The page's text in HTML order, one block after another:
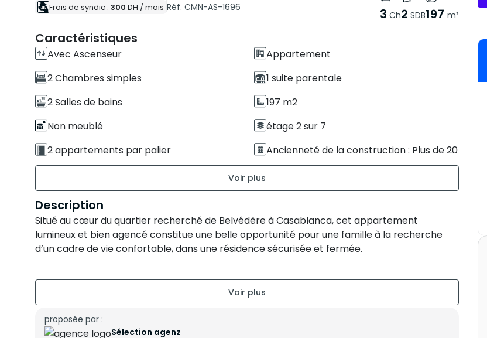
Frais de syndic : 300 DH / mois Réf. CMN-AS-1696 3 Ch2 SDB197 m²
Caractéristiques
Avec Ascenseur
Appartement
2 Chambres simples
1 suite parentale
2 Salles de bains
197 m2
Non meublé
étage 2 sur 7
2 appartements par palier
Ancienneté de la construction : Plus de 20
ans
État du bien : Correct
Résidence sécurisée
Parking non titré : 1 Place
Terrasse de 20 m2
Sud-Est
Sans vis-à-vis
Description
Situé au cœur du quartier recherché de Belvédère à Casablanca, cet appartement
lumineux et bien agencé constitue une belle opportunité pour une famille à la recherche
d’un cadre de vie confortable, dans une résidence sécurisée et fermée.
Avec une superficie généreuse de 197 m², ce bien offre un espace de vie convivial et
fonctionnel, parfaitement adapté aux besoins d’un foyer.
Caractéristiques principales :
proposée par :
Sélection agenz